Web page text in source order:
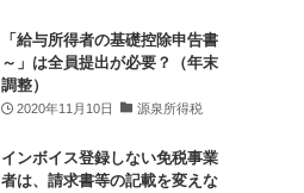
「給与所得者の基礎控除申告書
～」は全員提出が必要？（年末
調整）
2020年11月10日 源泉所得税
インボイス登録しない免税事業
者は、請求書等の記載を変えな